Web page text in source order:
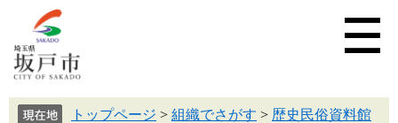
トップページ > 組織でさがす > 歴史民俗資料館